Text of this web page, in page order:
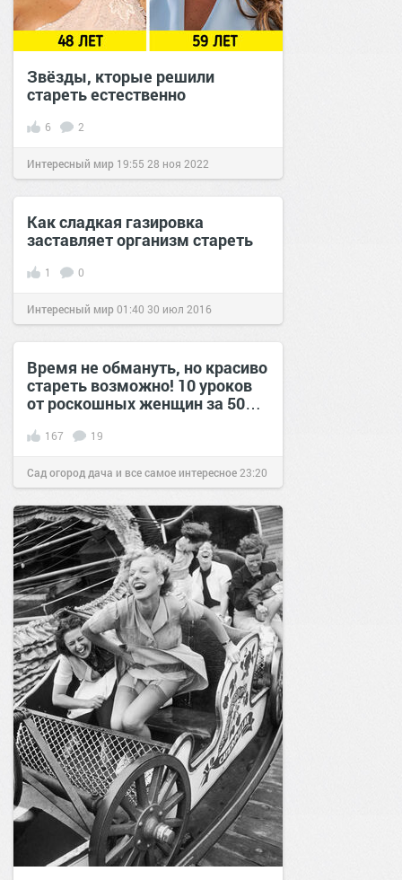
Звёзды, кторые решили
стареть естественно
6 2
Интересный мир 19:55 28 ноя 2022
Как сладкая газировка
заставляет организм стареть
1 0
Интересный мир01:40 30 июл 2016
Время не обмануть, но красиво
стареть возможно! 10 уроков
от роскошных женщин за 50…
167 19
Сад огород дача и все самое интересное23:20
31 янв 2017